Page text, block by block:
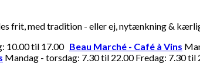
frit, med tradition - eller ej, nytænkning &
10.00 til 17.00 Beau Marché - Café à Vins
Mandag - torsdag: 7.30 til 22.00 Fredag: 7.30